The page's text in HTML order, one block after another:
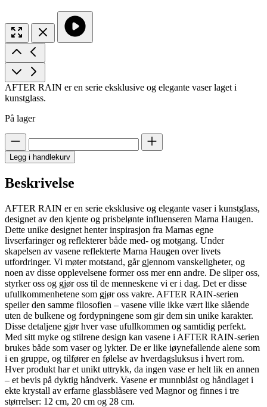
AFTER RAIN er en serie eksklusive og elegante vaser laget i
kunstglass.
På lager
Legg i handlekurv
Beskrivelse
AFTER RAIN er en serie eksklusive og elegante vaser i kunstglass,
designet av den kjente og prisbelønte influenseren Marna Haugen.
Dette unike designet henter inspirasjon fra Marnas egne
livserfaringer og reflekterer både med- og motgang. Under
skapelsen av vasene reflekterte Marna Haugen over livets
utfordringer. Vi møter motstand, går gjennom vanskeligheter, og
noen av disse opplevelsene former oss mer enn andre. De sliper oss,
styrker oss og gjør oss til de menneskene vi er i dag. Det er disse
ufullkommenhetene som gjør oss vakre. AFTER RAIN-serien
speiler den samme filosofien – vasene ville ikke vært like slående
uten de bulkene og fordypningene som gir dem sin unike karakter.
Disse detaljene gjør hver vase ufullkommen og samtidig perfekt.
Med sitt myke og stilrene design kan vasene i AFTER RAIN-serien
brukes både som vaser og lykter. De er like iøynefallende alene som
i en gruppe, og tilfører en følelse av hverdagsluksus i hvert rom.
Hver produkt har et unikt uttrykk, da ingen vase er helt lik en annen
– et bevis på dyktig håndverk. Vasene er munnblåst og håndlaget i
ekte krystall av erfarne glassblåsere ved Magnor og finnes i tre
størrelser: 12 cm, 20 cm og 28 cm.